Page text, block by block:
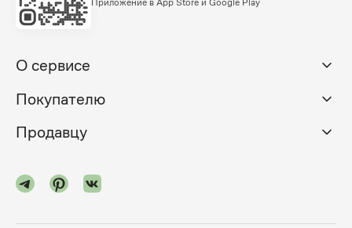
Приложение в App Store и Google Play
О сервисе
Покупателю
Продавцу